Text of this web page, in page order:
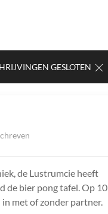
GESLOTEN
de Lustrumcie heeft
de bier pong tafel. Op 10
met of zonder partner.